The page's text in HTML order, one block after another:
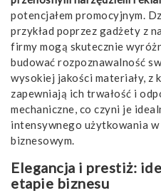
potencjałem promocyjnym.
przykład poprzez gadżety z
firmy mogą skutecznie
budować rozpoznawalność
wysokiej jakości materiały, z
zapewniają ich trwałość i
mechaniczne, co czyni je
intensywnego użytkowania
biznesowym.
Elegancja i prestiż:
etapie biznesu